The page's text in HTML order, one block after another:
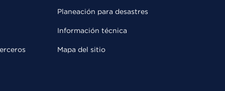
Planeación para desastres
Información técnica
Mapa del sitio